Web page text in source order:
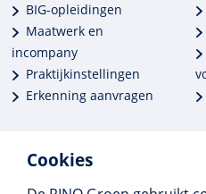
Cookies
BIG-opleidingen
Maatwerk en
incompany
Praktijkinstellingen
Erkenning aanvragen